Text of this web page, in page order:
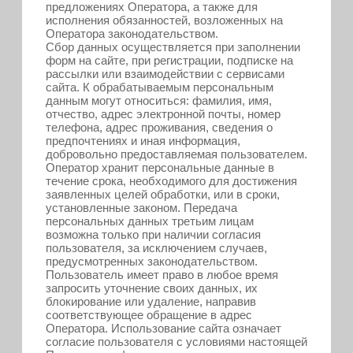
предложениях Оператора, а также для
исполнения обязанностей, возложенных на
Оператора законодательством.
Сбор данных осуществляется при заполнении
форм на сайте, при регистрации, подписке на
рассылки или взаимодействии с сервисами
сайта. К обрабатываемым персональным
данным могут относиться: фамилия, имя,
отчество, адрес электронной почты, номер
телефона, адрес проживания, сведения о
предпочтениях и иная информация,
добровольно предоставляемая пользователем.
Оператор хранит персональные данные в
течение срока, необходимого для достижения
заявленных целей обработки, или в сроки,
установленные законом. Передача
персональных данных третьим лицам
возможна только при наличии согласия
пользователя, за исключением случаев,
предусмотренных законодательством.
Пользователь имеет право в любое время
запросить уточнение своих данных, их
блокирование или удаление, направив
соответствующее обращение в адрес
Оператора. Использование сайта означает
согласие пользователя с условиями настоящей